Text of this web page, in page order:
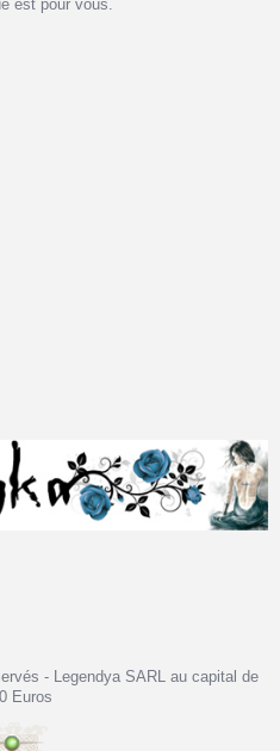
est pour vous.
- Legendya SARL au capital de
Euros